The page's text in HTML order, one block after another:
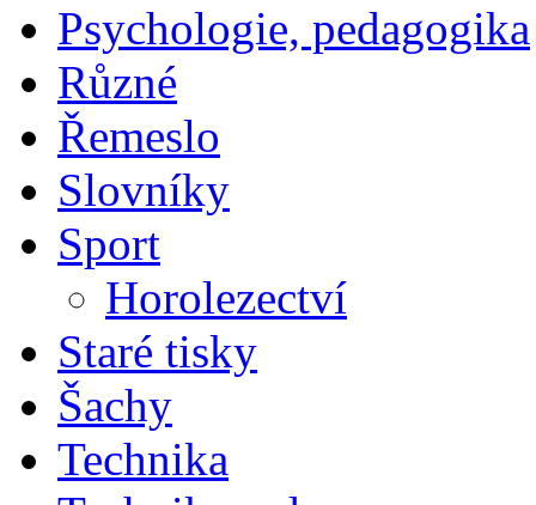
Psychologie, pedagogika
Různé
Řemeslo
Slovníky
Sport
Horolezectví
Staré tisky
Šachy
Technika